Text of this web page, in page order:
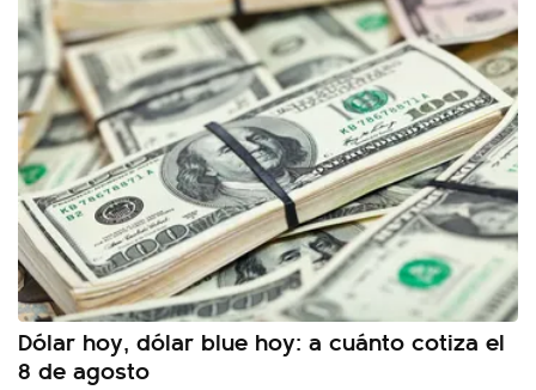
Dólar hoy, dólar blue hoy: a cuánto cotiza el
8 de agosto